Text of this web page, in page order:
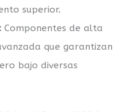
superior.
Componentes de alta
que garantizan
bajo diversas